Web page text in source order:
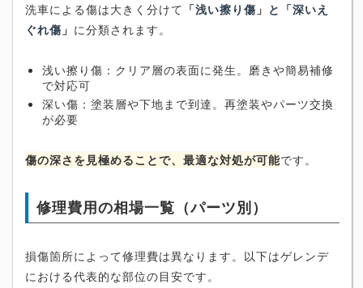
洗車による傷は大きく分けて 「浅い擦り傷」と「深いえ
ぐれ傷」 に分類されます。
浅い擦り傷：クリア層の表面に発生。磨きや簡易補修
で対応可
深い傷：塗装層や下地まで到達。再塗装やパーツ交換
が必要
傷の深さを見極めることで、最適な対処が可能です。
修理費用の相場一覧（パーツ別）
損傷箇所によって修理費は異なります。以下はゲレンデ
における代表的な部位の目安です。